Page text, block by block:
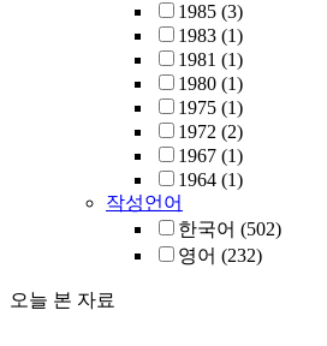
1985 (3)
1983 (1)
1981 (1)
1980 (1)
1975 (1)
1972 (2)
1967 (1)
1964 (1)
작성언어
한국어 (502)
영어 (232)
오늘 본 자료